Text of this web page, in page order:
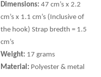
Dimensions: 47 cm’s x 2.2
cm’s x 1.1 cm’s (Inclusive of
the hook) Strap bredth = 1.5
cm’s
Weight: 17 grams
Material: Polyester & metal